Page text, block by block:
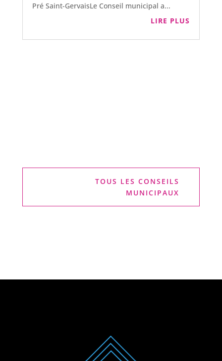
Pré Saint-GervaisLe Conseil municipal a...
LIRE PLUS
TOUS LES CONSEILS
MUNICIPAUX